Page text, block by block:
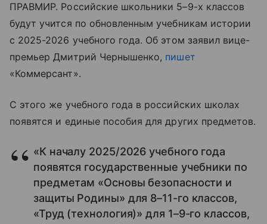
ПРАВМИР. Российские школьники 5–9-х классов
будут учится по обновленным учебникам истории
с 2025-2026 учебного года. Об этом заявил вице-
премьер Дмитрий Чернышенко, пишет
«Коммерсант».
С этого же учебного года в российских школах
появятся и единые пособия для других предметов.
«К началу 2025/2026 учебного года
появятся государственные учебники по
предметам «Основы безопасности и
защиты Родины» для 8–11-го классов,
«Труд (технология)» для 1–9-го классов,